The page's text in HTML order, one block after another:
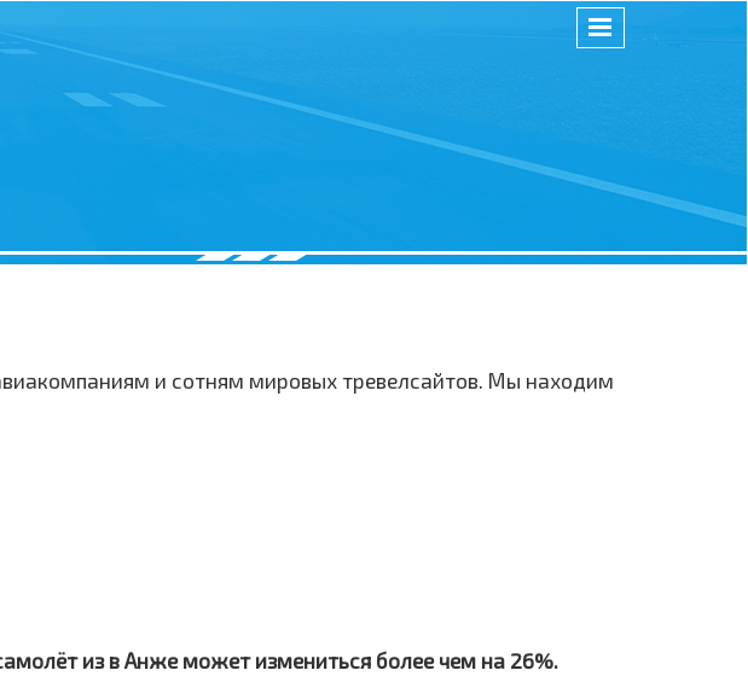
и сотням мировых тревелсайтов. Мы находим
из в Анже может измениться более чем на 26%.